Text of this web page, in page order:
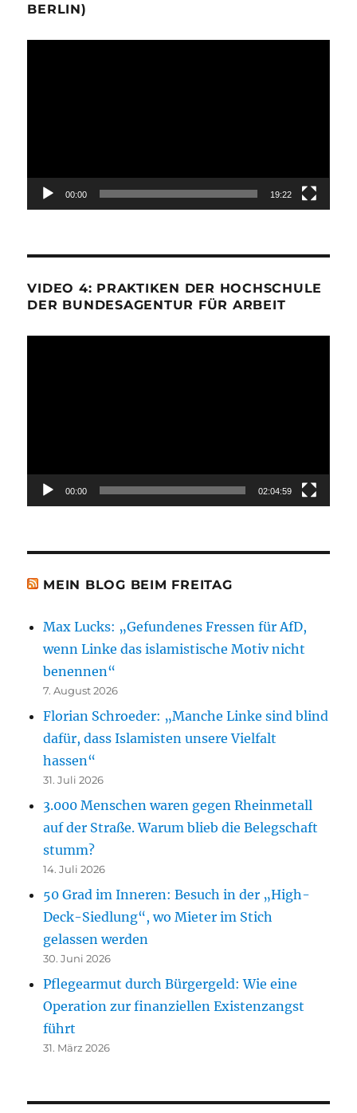
BERLIN)
00:00 19:22
VIDEO 4: PRAKTIKEN DER HOCHSCHULE
DER BUNDESAGENTUR FÜR ARBEIT
00:00 02:04:59
MEIN BLOG BEIM FREITAG
Max Lucks: „Gefundenes Fressen für AfD,
wenn Linke das islamistische Motiv nicht
benennen“
7. August 2026
Florian Schroeder: „Manche Linke sind blind
dafür, dass Islamisten unsere Vielfalt
hassen“
31. Juli 2026
3.000 Menschen waren gegen Rheinmetall
auf der Straße. Warum blieb die Belegschaft
stumm?
14. Juli 2026
50 Grad im Inneren: Besuch in der „High-
Deck-Siedlung“, wo Mieter im Stich
gelassen werden
30. Juni 2026
Pflegearmut durch Bürgergeld: Wie eine
Operation zur finanziellen Existenzangst
führt
31. März 2026